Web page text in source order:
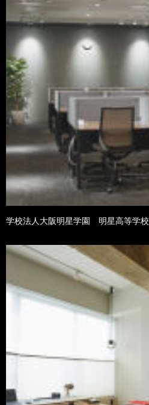
学校法人大阪明星学園 明星高等学校